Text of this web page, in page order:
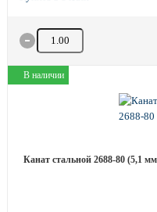
Количество товара
В наличии
Канат стальной 2688-80 (5,1